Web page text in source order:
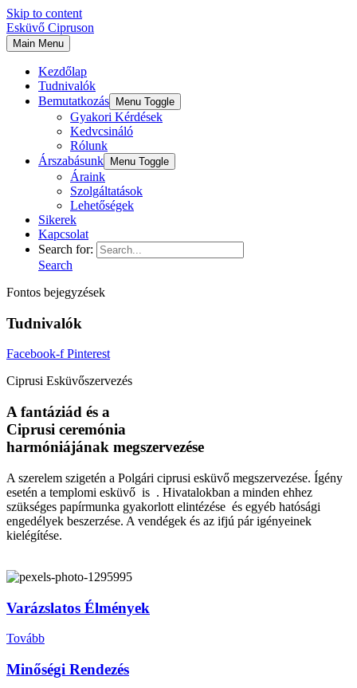
Skip to content
Esküvő Cipruson
Main Menu
Kezdőlap
Tudnivalók
Bemutatkozás
Menu Toggle
Gyakori Kérdések
Kedvcsináló
Rólunk
Árszabásunk
Menu Toggle
Áraink
Szolgáltatások
Lehetőségek
Sikerek
Kapcsolat
Search for:
Search
Fontos bejegyzések
Tudnivalók
Facebook-f Pinterest
Ciprusi Esküvőszervezés
A fantáziád és a
Ciprusi ceremónia
harmóniájának megszervezése
A szerelem szigetén a Polgári ciprusi esküvő megszervezése. Ígény
esetén a templomi esküvő is . Hivatalokban a minden ehhez
szükséges papírmunka gyakorlott elintézése és egyéb hatósági
engedélyek beszerzése. A vendégek és az ifjú pár igényeinek
kielégítése.
Varázslatos Élmények
Tovább
Minőségi Rendezés